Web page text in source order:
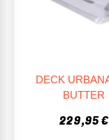
DECK
BUTTER
229,95 €